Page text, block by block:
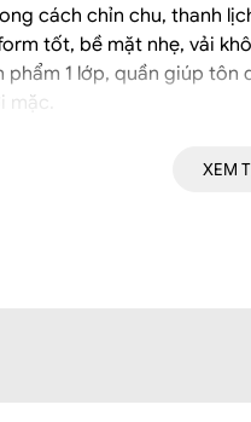
cách chỉn chu, thanh
tốt, bề mặt nhẹ, vải
1 lớp, quần giúp
XEM